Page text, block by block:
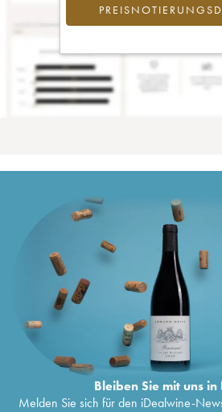
Bleiben Sie mit uns
Melden Sie sich für den iDealwine-